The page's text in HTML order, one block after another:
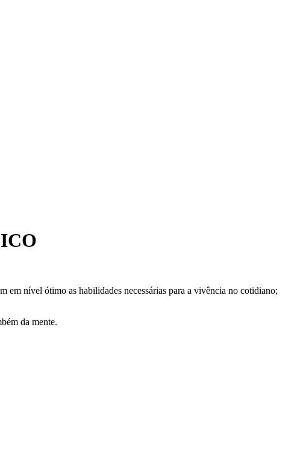
em nível ótimo as habilidades necessárias para a vivência no cotidiano;
da mente.